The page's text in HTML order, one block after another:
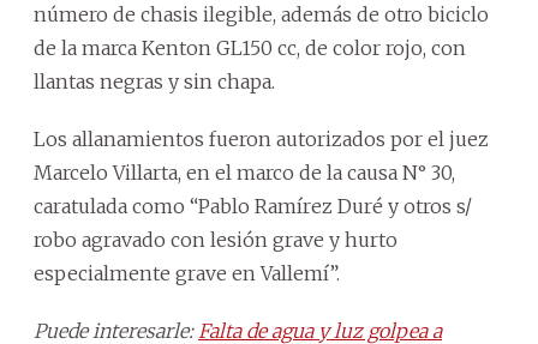
número de chasis ilegible, además de otro biciclo
de la marca Kenton GL150 cc, de color rojo, con
llantas negras y sin chapa.
Los allanamientos fueron autorizados por el juez
Marcelo Villarta, en el marco de la causa N° 30,
caratulada como “Pablo Ramírez Duré y otros s/
robo agravado con lesión grave y hurto
especialmente grave en Vallemí”.
Puede interesarle: Falta de agua y luz golpea a